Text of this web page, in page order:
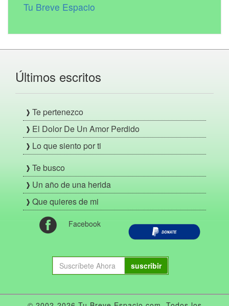
Tu Breve Espacio
Últimos escritos
Te pertenezco
El Dolor De Un Amor Perdido
Lo que siento por ti
Te busco
Un año de una herida
Que quieres de mi
Facebook
suscribir